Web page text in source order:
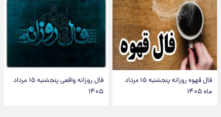
فال قهوه روزانه پنجشنبه ۱۵ مرداد
ماه ۱۴۰۵
فال روزانه واقعی پنجشنبه ۱۵ مرداد
۱۴۰۵